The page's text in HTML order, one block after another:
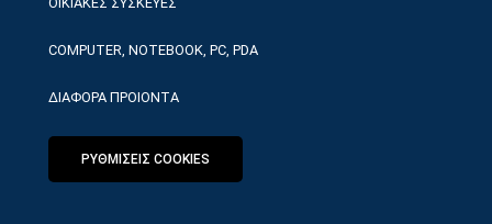
COMPUTER, NOTEBOOK, PC, PDA
ΔΙΑΦΟΡΑ ΠΡΟΙΟΝΤΑ
ΡΥΘΜΙΣΕΙΣ COOKIES